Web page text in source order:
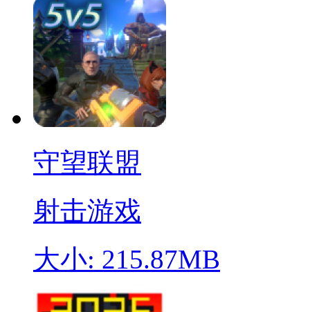
守望联盟
射击游戏
大小: 215.87MB